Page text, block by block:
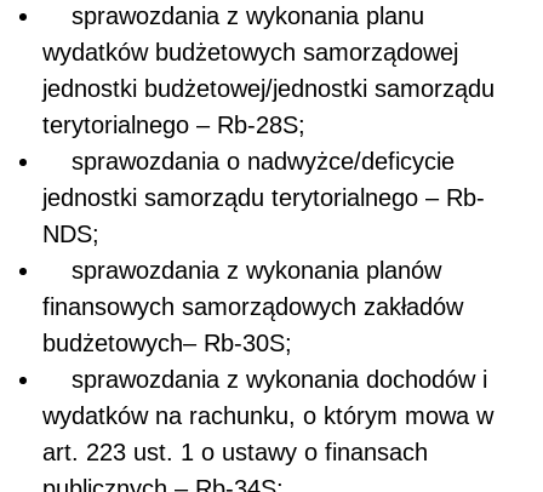
sprawozdania z wykonania planu
wydatków budżetowych samorządowej
jednostki budżetowej/jednostki samorządu
terytorialnego – Rb-28S;
sprawozdania o nadwyżce/deficycie
jednostki samorządu terytorialnego – Rb-
NDS;
sprawozdania z wykonania planów
finansowych samorządowych zakładów
budżetowych– Rb-30S;
sprawozdania z wykonania dochodów i
wydatków na rachunku, o którym mowa w
art. 223 ust. 1 o ustawy o finansach